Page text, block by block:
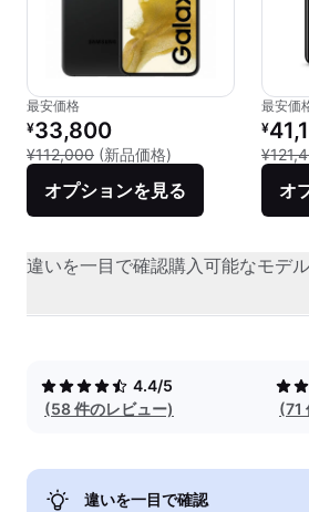
最安価格
リファービッシュ品の価格：
¥33,800
¥112,000 (新品価格) 新品との比較：
オプションを見る
最安価
リフ
¥
オ
違いを一目で確認購入可能なモデル
4.4/5
(58 件のレビュー)
(71
違いを一目で確認